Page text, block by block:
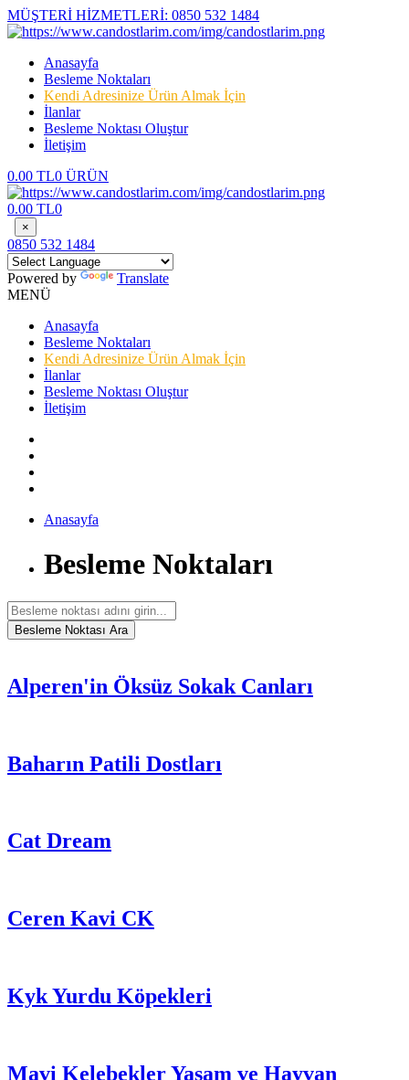
MÜŞTERİ HİZMETLERİ: 0850 532 1484
Anasayfa
Besleme Noktaları
Kendi Adresinize Ürün Almak İçin
İlanlar
Besleme Noktası Oluştur
İletişim
0.00 TL0 ÜRÜN
0.00 TL0
×
0850 532 1484
Powered by
Translate
MENÜ
Anasayfa
Besleme Noktaları
Kendi Adresinize Ürün Almak İçin
İlanlar
Besleme Noktası Oluştur
İletişim
Anasayfa
Besleme Noktaları
Alperen'in Öksüz Sokak Canları
Baharın Patili Dostları
Cat Dream
Ceren Kavi CK
Kyk Yurdu Köpekleri
Mavi Kelebekler Yaşam ve Hayvan